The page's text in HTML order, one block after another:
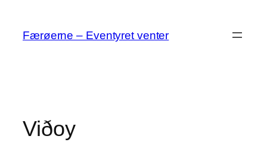
indhold
Færøerne – Eventyret venter
Viðoy